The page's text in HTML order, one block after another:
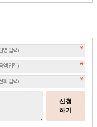
신청
하기